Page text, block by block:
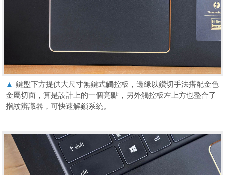
▲ 鍵盤下方提供大尺寸無鍵式觸控板，邊緣以鑽切手法搭配金色
金屬切面，算是設計上的一個亮點，另外觸控板左上方也整合了
指紋辨識器，可快速解鎖系統。